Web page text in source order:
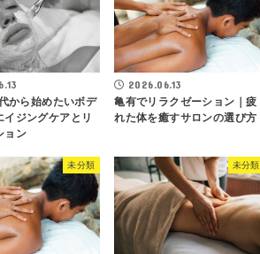
から始めたいボデ
イジングケアとリ
ョン
2026.06.13
亀有でリラクゼーション｜疲
れた体を癒すサロンの選び方
未分類 未分類